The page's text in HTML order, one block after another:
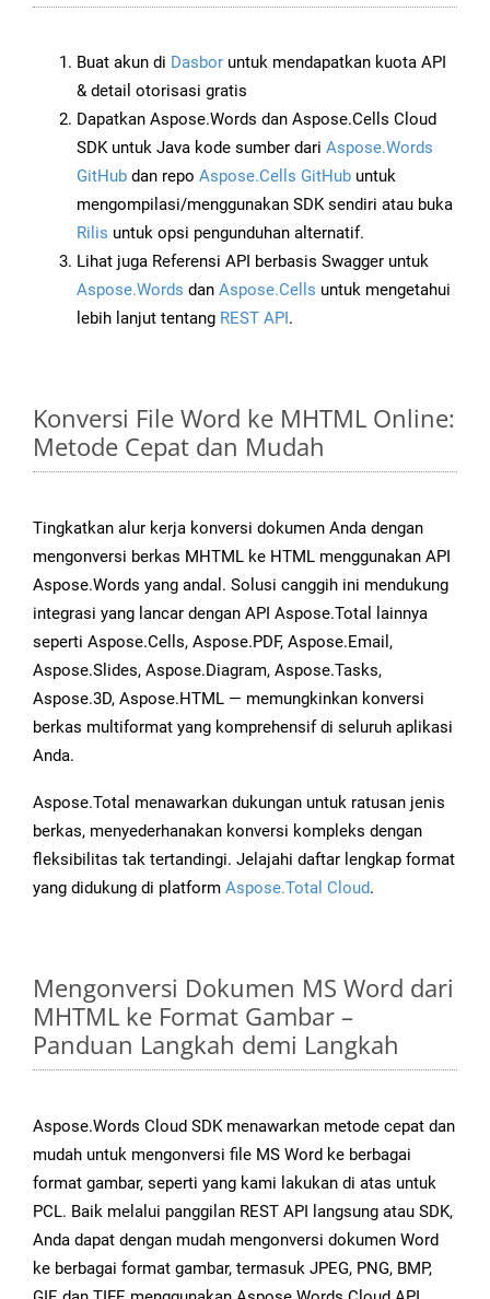
Buat akun di Dasbor untuk mendapatkan kuota API
& detail otorisasi gratis
Dapatkan Aspose.Words dan Aspose.Cells Cloud
SDK untuk Java kode sumber dari Aspose.Words
GitHub dan repo Aspose.Cells GitHub untuk
mengompilasi/menggunakan SDK sendiri atau buka
Rilis untuk opsi pengunduhan alternatif.
Lihat juga Referensi API berbasis Swagger untuk
Aspose.Words dan Aspose.Cells untuk mengetahui
lebih lanjut tentang REST API.
Konversi File Word ke MHTML Online:
Metode Cepat dan Mudah
Tingkatkan alur kerja konversi dokumen Anda dengan
mengonversi berkas MHTML ke HTML menggunakan API
Aspose.Words yang andal. Solusi canggih ini mendukung
integrasi yang lancar dengan API Aspose.Total lainnya
seperti Aspose.Cells, Aspose.PDF, Aspose.Email,
Aspose.Slides, Aspose.Diagram, Aspose.Tasks,
Aspose.3D, Aspose.HTML — memungkinkan konversi
berkas multiformat yang komprehensif di seluruh aplikasi
Anda.
Aspose.Total menawarkan dukungan untuk ratusan jenis
berkas, menyederhanakan konversi kompleks dengan
fleksibilitas tak tertandingi. Jelajahi daftar lengkap format
yang didukung di platform Aspose.Total Cloud.
Mengonversi Dokumen MS Word dari
MHTML ke Format Gambar –
Panduan Langkah demi Langkah
Aspose.Words Cloud SDK menawarkan metode cepat dan
mudah untuk mengonversi file MS Word ke berbagai
format gambar, seperti yang kami lakukan di atas untuk
PCL. Baik melalui panggilan REST API langsung atau SDK,
Anda dapat dengan mudah mengonversi dokumen Word
ke berbagai format gambar, termasuk JPEG, PNG, BMP,